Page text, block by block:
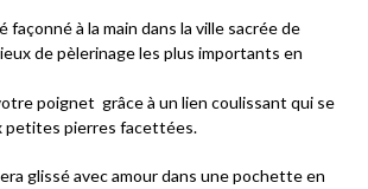
à la main dans la ville sacrée de
de pèlerinage les plus importants en
poignet grâce à un lien coulissant qui se
petites pierres facettées.
glissé avec amour dans une pochette en